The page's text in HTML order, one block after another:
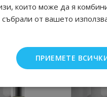
които може да я
от вашето
ПРИЕМЕТЕ